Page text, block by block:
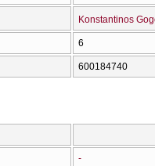
Konstantinos
6
600184740
-